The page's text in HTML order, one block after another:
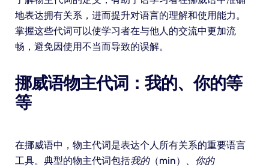
地表达拥有关系，进而提升对语言的理解和使用能力。
掌握这些代词可以使学习者在与他人的交流中更加流
畅，避免因使用不当而导致的误解。
挪威语物主代词：我的、你的等
等
在挪威语中，物主代词是表达个人所有关系的重要语言
工具。典型的物主代词包括我的（min）、 你的